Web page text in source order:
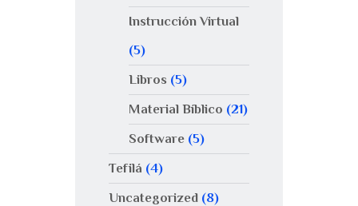
Instrucción Virtual
(5)
Libros (5)
Material Bíblico (21)
Software(5)
Tefilá (4)
Uncategorized (8)